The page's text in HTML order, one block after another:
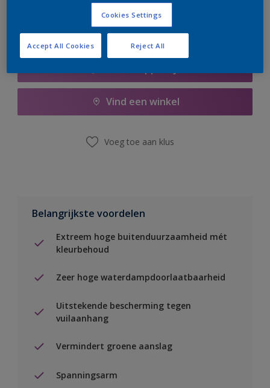
Vind een winkel
Voeg toe aan klus
Belangrijkste voordelen
Extreem hoge buitenduurzaamheid mét
kleurbehoud
Zeer hoge waterdampdoorlaatbaarheid
Uitstekende bescherming tegen
vuilaanhang
Vermindert groene aanslag
Spanningsarm
Cookies Settings
Reject All
Accept All Cookies